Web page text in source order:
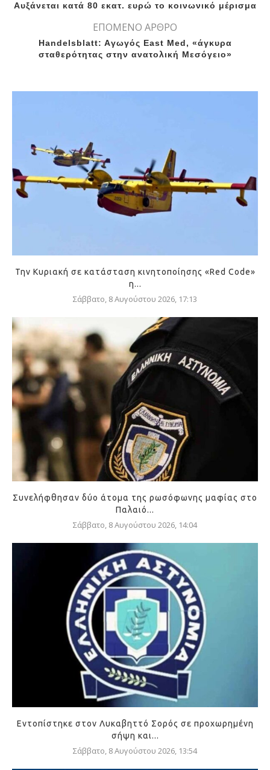
Αυξάνεται κατά 80 εκατ. ευρώ το κοινωνικό μέρισμα
ΕΠΟΜΕΝΟ ΑΡΘΡΟ
Handelsblatt: Aγωγός East Med, «άγκυρα
σταθερότητας στην ανατολική Μεσόγειο»
Την Κυριακή σε κατάσταση κινητοποίησης «Red Code»
η...
Σάββατο, 8 Αυγούστου 2026, 17:13
Συνελήφθησαν δύο άτομα της ρωσόφωνης μαφίας στο
Παλαιό...
Σάββατο, 8 Αυγούστου 2026, 14:04
Εντοπίστηκε στον Λυκαβηττό Σορός σε προχωρημένη
σήψη και...
Σάββατο, 8 Αυγούστου 2026, 13:54